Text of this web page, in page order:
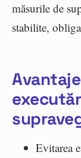
măsurile de
stabilite,
Evitarea